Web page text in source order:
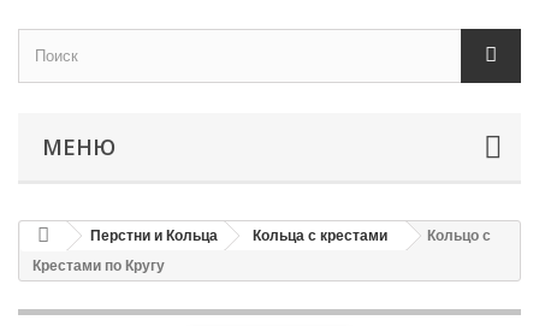
МЕНЮ
Перстни и Кольца Кольца с крестами
Кольцо с
Крестами по Кругу